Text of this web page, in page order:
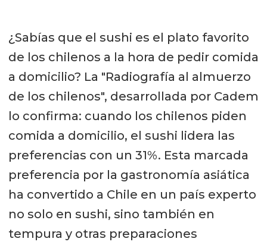
¿Sabías que el sushi es el plato favorito
de los chilenos a la hora de pedir comida
a domicilio? La "Radiografía al almuerzo
de los chilenos", desarrollada por Cadem
lo confirma: cuando los chilenos piden
comida a domicilio, el sushi lidera las
preferencias con un 31%. Esta marcada
preferencia por la gastronomía asiática
ha convertido a Chile en un país experto
no solo en sushi, sino también en
tempura y otras preparaciones